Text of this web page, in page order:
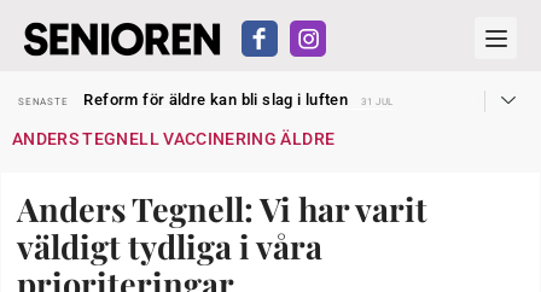
SENASTE
Reform för äldre kan bli slag i luften
31 JUL
SENASTE
Dom öppnar för rätt till garantipension
SENASTE
Liten höjning av garantipensionen
27 JUL
SENASTE
Sven Hagströmer sommarpratar
26 JUL
SENASTE
Reform för äldre kan bli slag i luften
ANDERS TEGNELL VACCINERING ÄLDRE
Anders Tegnell: Vi har varit
väldigt tydliga i våra